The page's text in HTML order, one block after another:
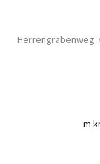
Herrengrabenweg